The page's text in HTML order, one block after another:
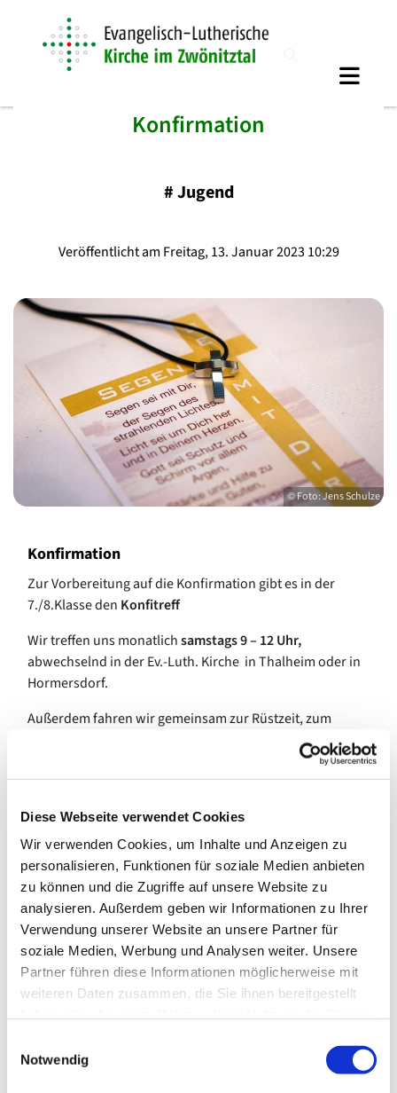
Diese Webseite verwendet Cookies
Wir verwenden Cookies, um Inhalte und Anzeigen zu
personalisieren, Funktionen für soziale Medien anbieten
zu können und die Zugriffe auf unsere Website zu
analysieren. Außerdem geben wir Informationen zu Ihrer
Verwendung unserer Website an unsere Partner für
soziale Medien, Werbung und Analysen weiter. Unsere
Partner führen diese Informationen möglicherweise mit
weiteren Daten zusammen, die Sie ihnen bereitgestellt
Notwendig
Konfirmation
#Jugend
Veröffentlicht am Freitag, 13. Januar 2023 10:29
© Foto: Jens Schulze
Konfirmation
Zur Vorbereitung auf die Konfirmation gibt es in der
7./8.Klasse den Konfitreff
Wir treffen uns monatlichsamstags 9 – 12 Uhr,
abwechselnd in der Ev.-Luth. Kirche in Thalheim oder in
Hormersdorf.
Außerdem fahren wir gemeinsam zur Rüstzeit, zum
Konfi-Tag und ihr könnt euch im Gemeindepraktikum mit
EuerPfarrer Frank Dregennus, Diakonin Waltraud
Eichler & Team
P.S.: Konfirmation für Erwachsene nach persönl.
Vereinbarung!